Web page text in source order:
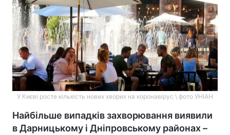
У Києві росте кількість нових хворих на коронавірус \ фото УНІАН
Найбільше випадків захворювання виявили
в Дарницькому і Дніпровському районах –